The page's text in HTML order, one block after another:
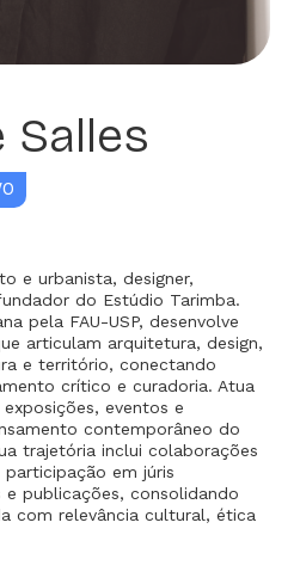
Salles
e urbanista, designer,
do Estúdio Tarimba.
pela FAU-USP, desenvolve
articulam arquitetura, design,
e território, conectando
crítico e curadoria. Atua
eventos e
contemporâneo do
trajetória inclui colaborações
em júris
e publicações, consolidando
com relevância cultural, ética